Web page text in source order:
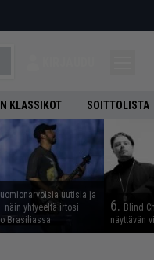
KLASSIKOT SOITTOLISTA
uutisia ja
näin yhtyeeltä irtosi
Brasiliassa
6. Blind
näyttävän